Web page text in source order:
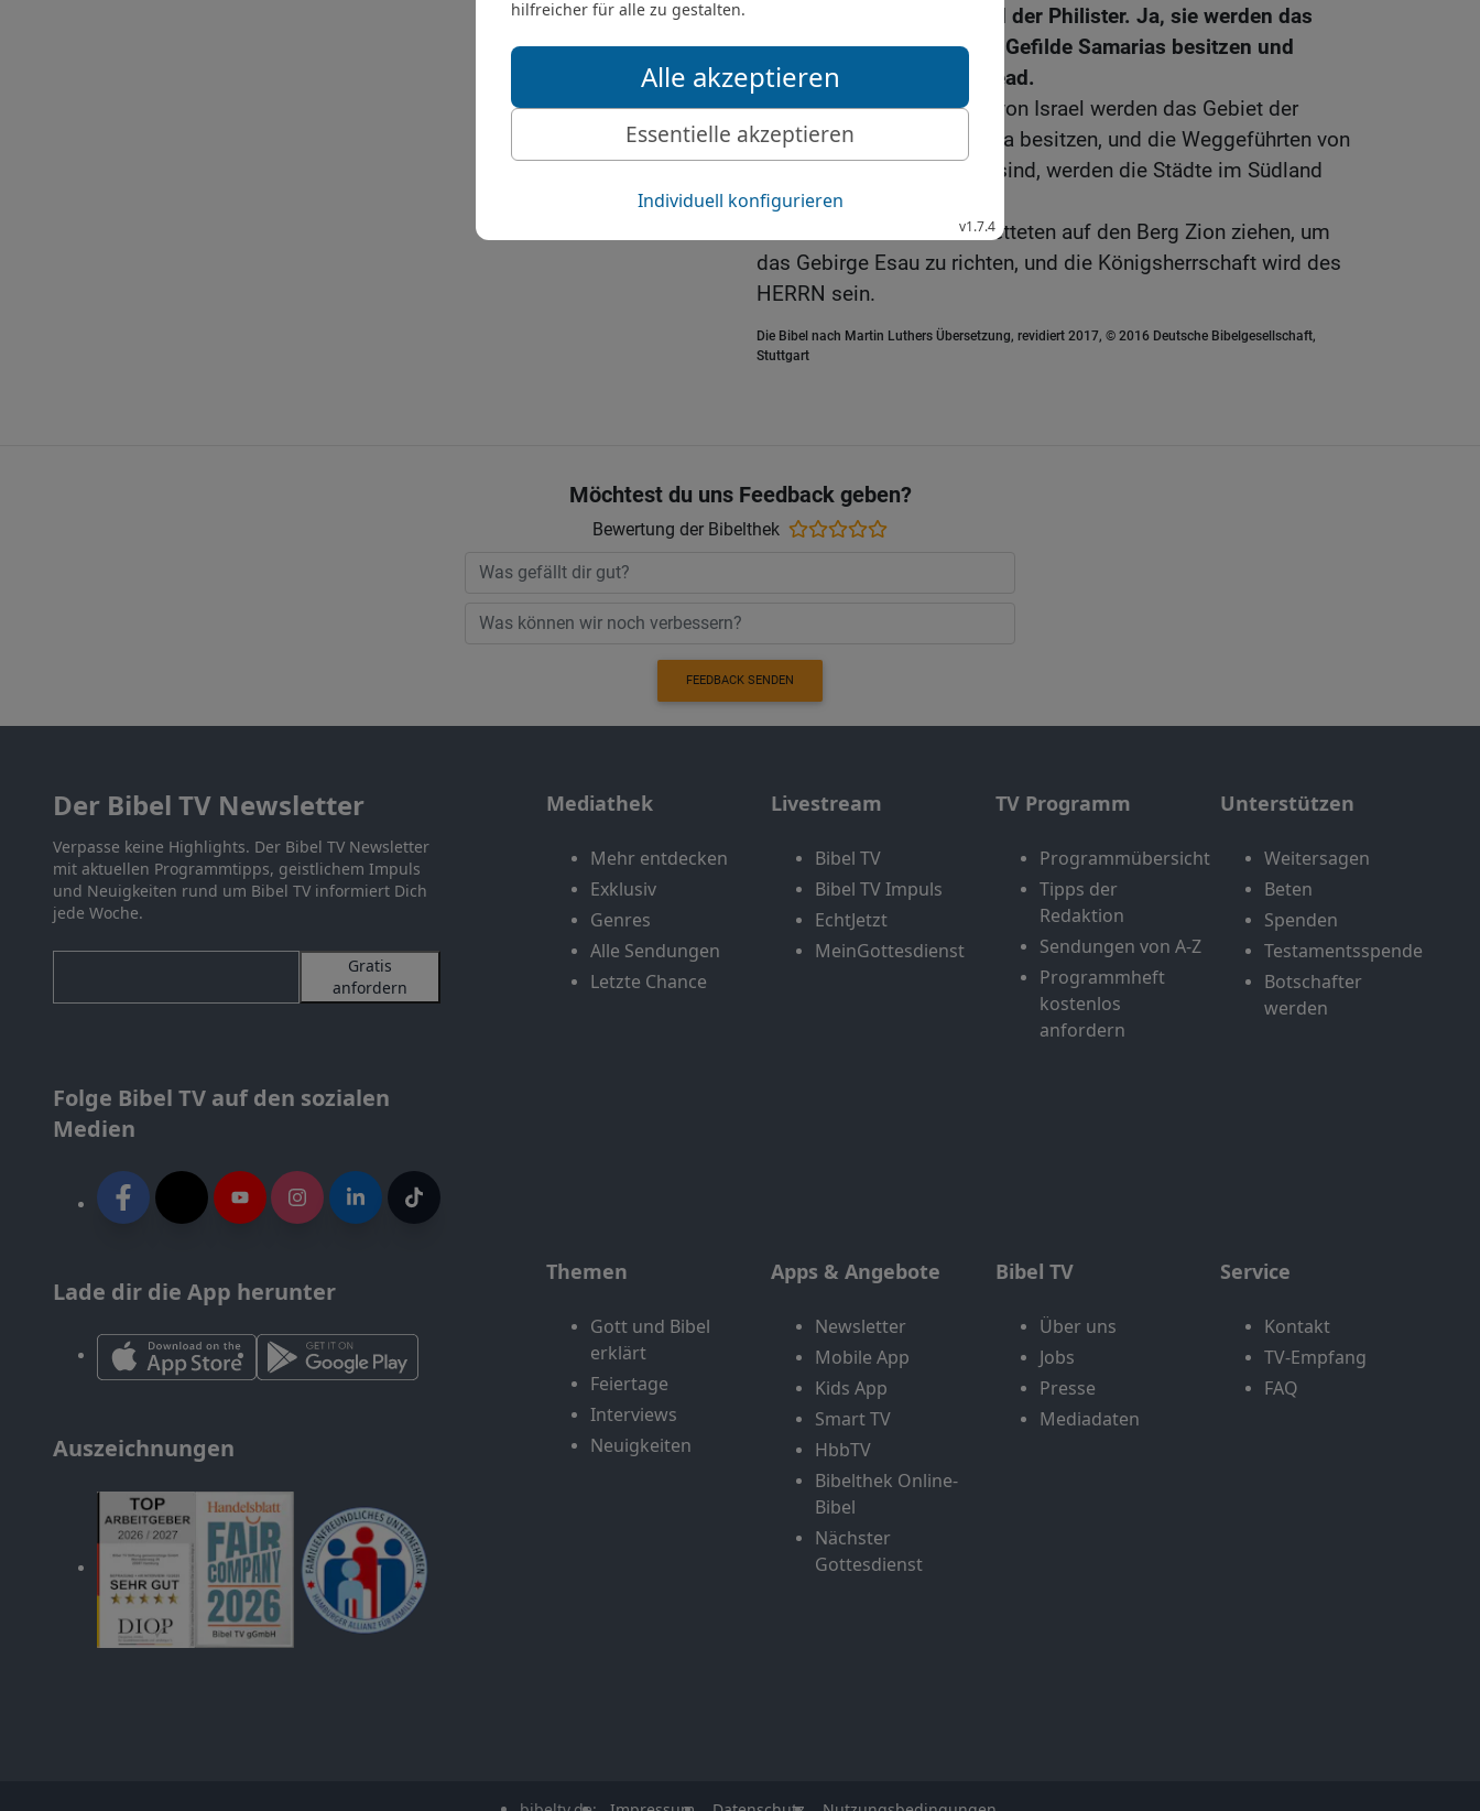
die im Hügelland das Land der Philister. Ja, sie werden das
Gefilde Ephraims und das Gefilde Samarias besitzen und
Benjamin das Gebirge Gilead.
20 Und die Weggeführten von Israel werden das Gebiet der
Kanaaniter bis nach Sarepta besitzen, und die Weggeführten von
Jerusalem, die in Sefarad sind, werden die Städte im Südland
besitzen.
Und es werden die Geretteten auf den Berg Zion ziehen, um
das Gebirge Esau zu richten, und die Königsherrschaft wird des
HERRN sein.
Die Bibel nach Martin Luthers Übersetzung, revidiert 2017, © 2016 Deutsche Bibelgesellschaft,
Stuttgart
Möchtest du uns Feedback geben?
Bewertung der Bibelthek
FEEDBACK SENDEN
Der Bibel TV Newsletter
Verpasse keine Highlights. Der Bibel TV Newsletter
mit aktuellen Programmtipps, geistlichem Impuls
und Neuigkeiten rund um Bibel TV informiert Dich
jede Woche.
Gratis
anfordern
Folge Bibel TV auf den sozialen
Medien
Lade dir die App herunter
Auszeichnungen
Mediathek
Mehr entdecken
Exklusiv
Genres
Alle Sendungen
Letzte Chance
Livestream
Bibel TV
Bibel TV Impuls
EchtJetzt
MeinGottesdienst
TV Programm
Programmübersicht
Tipps der
Redaktion
Sendungen von A-Z
Programmheft
kostenlos
anfordern
Unterstützen
Weitersagen
Beten
Spenden
Testamentsspende
Botschafter
werden
Themen
Gott und Bibel
erklärt
Feiertage
Interviews
Neuigkeiten
Apps & Angebote
Newsletter
Mobile App
Kids App
Smart TV
HbbTV
Bibelthek Online-
Bibel
Nächster
Gottesdienst
Bibel TV
Über uns
Jobs
Presse
Mediadaten
Service
Kontakt
TV-Empfang
FAQ